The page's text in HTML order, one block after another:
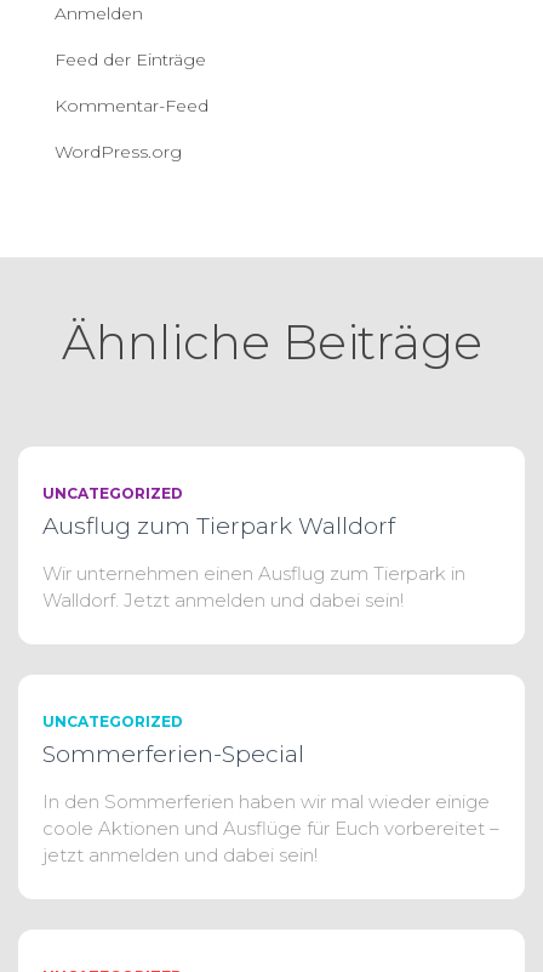
Anmelden
Feed der Einträge
Kommentar-Feed
WordPress.org
Ähnliche Beiträge
UNCATEGORIZED
Ausflug zum Tierpark Walldorf
Wir unternehmen einen Ausflug zum Tierpark in
Walldorf. Jetzt anmelden und dabei sein!
UNCATEGORIZED
Sommerferien-Special
In den Sommerferien haben wir mal wieder einige
coole Aktionen und Ausflüge für Euch vorbereitet –
jetzt anmelden und dabei sein!